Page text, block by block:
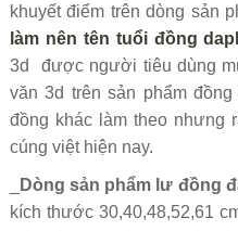
khuyết điểm trên dòng sản
làm nên tên tuổi đồng
3d được người tiêu dùng
văn 3d trên sản phẩm
đồng khác làm theo nhưng
cúng việt hiện nay.
Dòng sản phẩm lư đồng
kích thước 30,40,48,52,61